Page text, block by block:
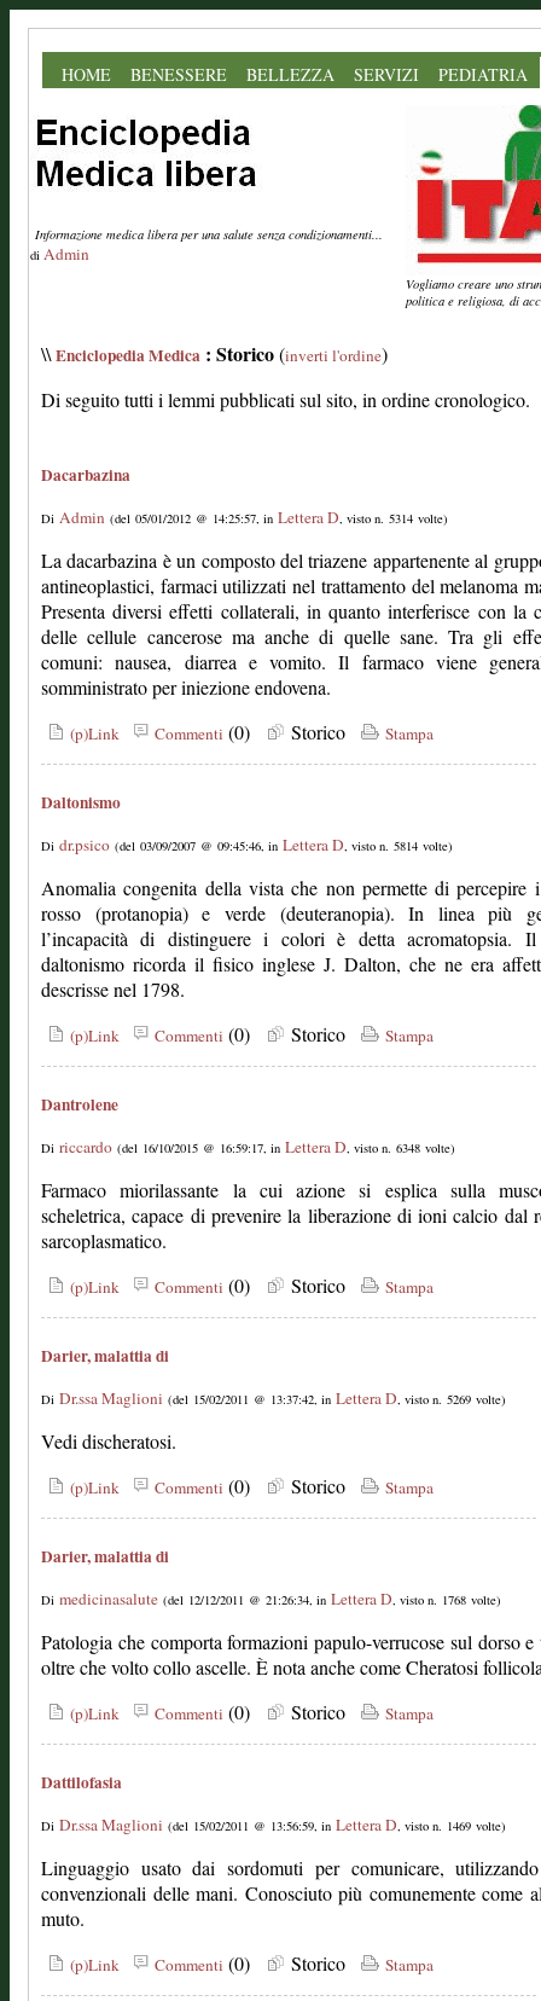
HOME BENESSERE BELLEZZA SERVIZI PEDIATRIA
Informazione medica libera per una salute senza condizionamenti...
di Admin
Vogliamo creare uno
politica e religiosa, di
\\Enciclopedia Medica : Storico(inverti l'ordine)
Di seguito tutti i lemmi pubblicati sul sito, in ordine cronologico.
Dacarbazina
Di Admin (del 05/01/2012 @ 14:25:57, in Lettera D, visto n. 5314 volte)
La dacarbazina è un composto del triazene appartenente al
antineoplastici, farmaci utilizzati nel trattamento del melanoma
Presenta diversi effetti collaterali, in quanto interferisce con la
delle cellule cancerose ma anche di quelle sane. Tra gli
comuni: nausea, diarrea e vomito. Il farmaco viene
somministrato per iniezione endovena.
(p)Link Commenti (0) Storico Stampa
Daltonismo
Di dr.psico (del 03/09/2007 @ 09:45:46, in Lettera D, visto n. 5814 volte)
Anomalia congenita della vista che non permette di percepire
rosso (protanopia) e verde (deuteranopia). In linea più
l’incapacità di distinguere i colori è detta acromatopsia.
daltonismo ricorda il fisico inglese J. Dalton, che ne era
descrisse nel 1798.
(p)Link Commenti (0) Storico Stampa
Dantrolene
Di riccardo (del 16/10/2015 @ 16:59:17, in Lettera D, visto n. 6348 volte)
Farmaco miorilassante la cui azione si esplica sulla
scheletrica, capace di prevenire la liberazione di ioni calcio dal
sarcoplasmatico.
(p)Link Commenti (0) Storico Stampa
Darier, malattia di
Di Dr.ssa Maglioni (del 15/02/2011 @ 13:37:42, in Lettera D, visto n. 5269 volte)
Vedi discheratosi.
(p)Link Commenti (0) Storico Stampa
Darier, malattia di
Di medicinasalute (del 12/12/2011 @ 21:26:34, in Lettera D, visto n. 1768 volte)
Patologia che comporta formazioni papulo-verrucose sul dorso e
oltre che volto collo ascelle. È nota anche come Cheratosi
(p)Link Commenti (0) Storico Stampa
Dattilofasia
Di Dr.ssa Maglioni (del 15/02/2011 @ 13:56:59, in Lettera D, visto n. 1469 volte)
Linguaggio usato dai sordomuti per comunicare,
convenzionali delle mani. Conosciuto più comunemente come
muto.
(p)Link Commenti (0) Storico Stampa